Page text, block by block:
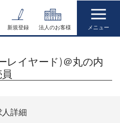
新規登録 法人のお客様
レイヤード)＠丸の内
人詳細